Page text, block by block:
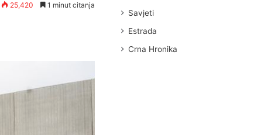
25,420 1 minut citanja
Savjeti
Estrada
Crna Hronika